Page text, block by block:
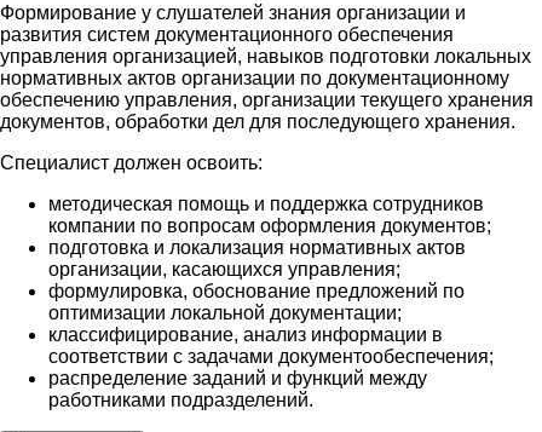
Формирование у слушателей знания организации и
развития систем документационного обеспечения
управления организацией, навыков подготовки локальных
нормативных актов организации по документационному
обеспечению управления, организации текущего хранения
документов, обработки дел для последующего хранения.
Специалист должен освоить:
методическая помощь и поддержка сотрудников
компании по вопросам оформления документов;
подготовка и локализация нормативных актов
организации, касающихся управления;
формулировка, обоснование предложений по
оптимизации локальной документации;
классифицирование, анализ информации в
соответствии с задачами документообеспечения;
распределение заданий и функций между
работниками подразделений.